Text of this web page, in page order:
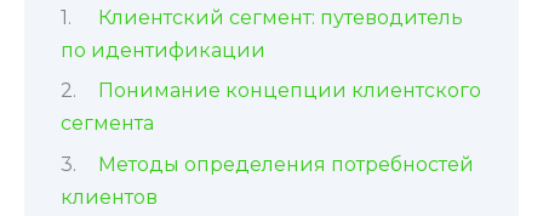
Клиентский сегмент: путеводитель
по идентификации
Понимание концепции клиентского
сегмента
Методы определения потребностей
клиентов